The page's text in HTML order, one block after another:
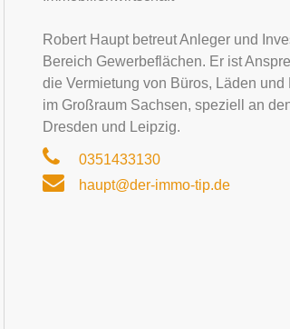
Robert Haupt betreut Anleger und
Bereich Gewerbeflächen. Er ist
die Vermietung von Büros, Läden und
im Großraum Sachsen, speziell an
Dresden und Leipzig.
0351433130
haupt@der-immo-tip.de